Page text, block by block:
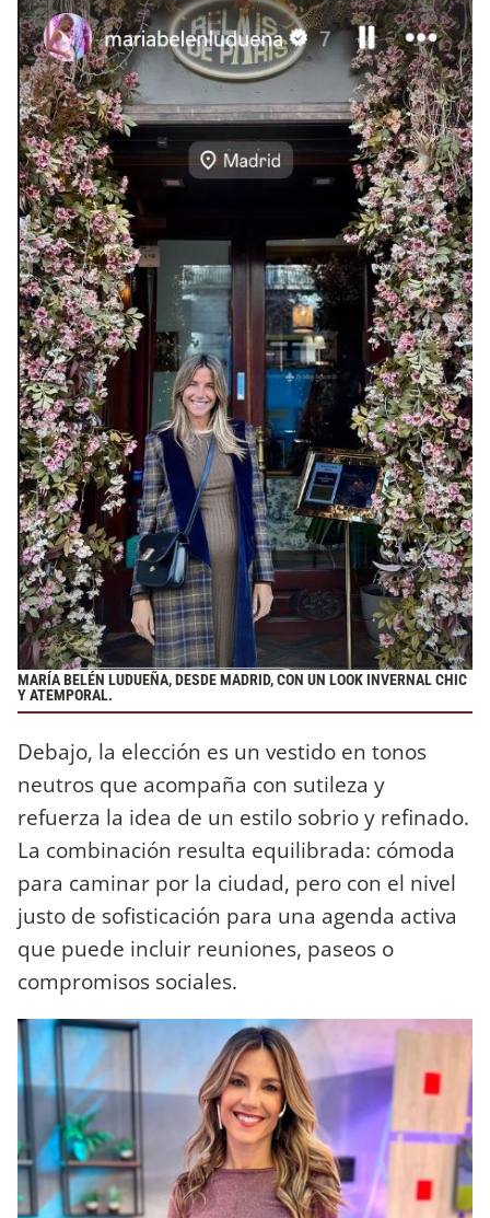
MARÍA BELÉN LUDUEÑA, DESDE MADRID, CON UN LOOK INVERNAL CHIC
Y ATEMPORAL.
Debajo, la elección es un vestido en tonos
neutros que acompaña con sutileza y
refuerza la idea de un estilo sobrio y refinado.
La combinación resulta equilibrada: cómoda
para caminar por la ciudad, pero con el nivel
justo de sofisticación para una agenda activa
que puede incluir reuniones, paseos o
compromisos sociales.